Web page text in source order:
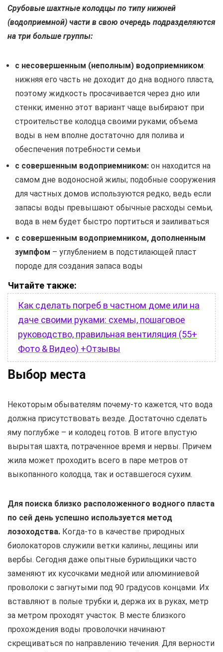
Срубовые шахтные колодцы по типу нижней
(водоприемной) части в свою очередь подразделяются
на три больше группы:
с несовершенным (неполным) водоприемником:
нижняя его часть не доходит до дна водного пласта,
поэтому жидкость просачивается через дно или
стенки; именно этот вариант чаще выбирают при
строительстве колодца своими руками; объема
воды в нем вполне достаточно для полива и
обеспечения потребности семьи
с совершенным водоприемником: он находится на
самом дне водоносной жилы; подобные сооружения
для частных домов используются редко, ведь если
запасы воды превышают обычные расходы семьи,
вода в нем будет быстро портиться и заиливаться
с совершенным водоприемником, дополненным
зумпфом – углублением в подстилающей пласт
породе для создания запаса воды
Читайте также:
Как сделать погреб в частном доме или на
даче своими руками: схемы, пошаговое
руководство, правильная вентиляция (55+
Фото & Видео) +Отзывы
Выбор места
Некоторым обывателям почему-то кажется, что вода
должна присутствовать везде. Достаточно сделать
яму поглубже – и колодец готов. В итоге впустую
вырытая шахта, потраченное время и нервы. Причем
жила может проходить всего в паре метров от
выкопанного колодца, так и оставшегося сухим.
Для поиска близко расположенного водного пласта
по сей день успешно используется метод
лозоходства. Когда-то в качестве природных
биолокаторов служили ветки калины, лещины или
вербы. Сегодня даже опытные бурильщики часто
заменяют их кусочками медной или алюминиевой
проволоки с загнутыми под 90 градусов концами. Их
вставляют в полые трубки и, держа их в руках, метр
за метром проходят участок. В месте близкого
прохождения воды проволочки начинают
скрещиваться по направлению течения. Для верности